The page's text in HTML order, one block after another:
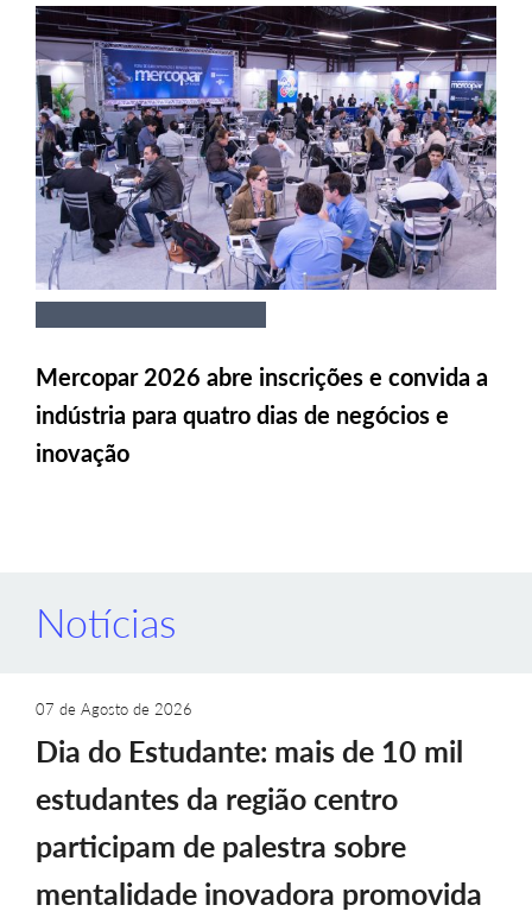
Mercopar 2026 abre inscrições e convida a
indústria para quatro dias de negócios e
inovação
Notícias
07 de Agosto de 2026
Dia do Estudante: mais de 10 mil
estudantes da região centro
participam de palestra sobre
mentalidade inovadora promovida